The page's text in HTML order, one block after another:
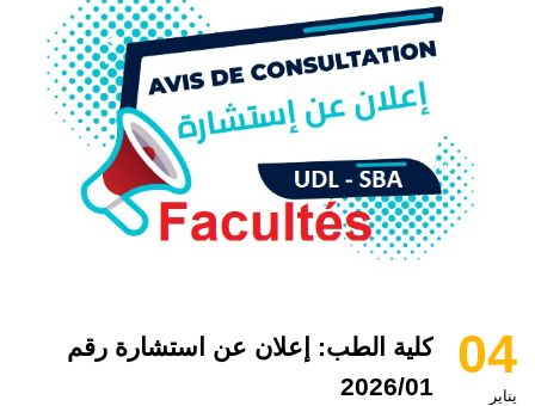
04
يناير
كلية الطب: إعلان عن استشارة رقم
2026/01